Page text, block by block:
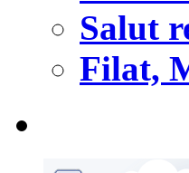
Salut
Filat,